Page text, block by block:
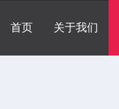
首页 关于我们